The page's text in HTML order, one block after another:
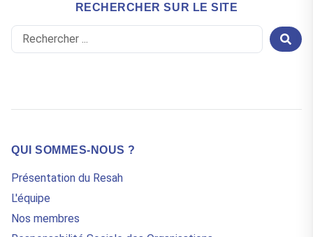
RECHERCHER SUR LE SITE
Search
...
QUI SOMMES-NOUS ?
Présentation du Resah
L'équipe
Nos membres